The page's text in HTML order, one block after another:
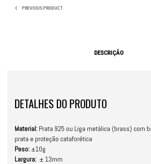
PREVIOUS PRODUCT
DESCRIÇÃO
DETALHES DO PRODUTO
Material: Prata 925 ou Liga metálica (brass) com
prata e proteção cataforética
Peso: ±10g
Largura: ± 13mm